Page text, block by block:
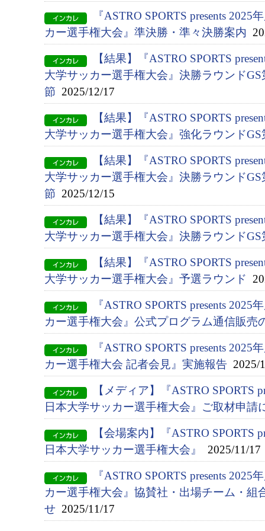
『ASTRO SPORTS presents
カー選手権大会』準決勝・準々決勝案内
【結果】『ASTRO SPORTS
大学サッカー選手権大会』決勝ラウンド
節 2025/12/17
【結果】『ASTRO SPORTS
大学サッカー選手権大会』強化ラウンドGS
【結果】『ASTRO SPORTS
大学サッカー選手権大会』決勝ラウンド
節 2025/12/15
【結果】『ASTRO SPORTS
大学サッカー選手権大会』決勝ラウンドGS
【結果】『ASTRO SPORTS
大学サッカー選手権大会』予選ラウンド
『ASTRO SPORTS presents
カー選手権大会』公式プログラム通信販売
『ASTRO SPORTS presents
カー選手権大会 記者会見』実施報告 2025/
【メディア】『ASTRO SPORTS
日本大学サッカー選手権大会』ご取材申請
【会場案内】『ASTRO SPORTS
日本大学サッカー選手権大会』
2025/11/17
『ASTRO SPORTS presents
カー選手権大会』協賛社・出場チーム・組
せ 2025/11/17